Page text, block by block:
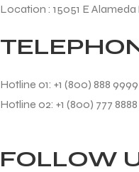
Location : 15051 E Alameda
Hotline 01: +1 (800) 888 9999
Hotline 02: +1 (800) 777 8888
FOLLOW